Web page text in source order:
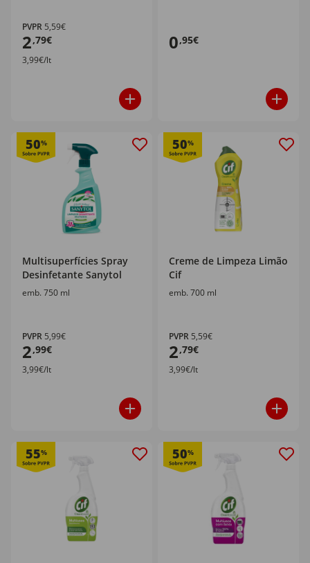
PVPR 5,59€
2,79€
3,99€/lt
0,95€
50%
Multisuperfícies Spray
Desinfetante Sanytol
emb. 750 ml
PVPR 5,99€
2,99€
3,99€/lt
50%
Creme de Limpeza Limão
Cif
emb. 700 ml
PVPR 5,59€
2,79€
3,99€/lt
55% 50%